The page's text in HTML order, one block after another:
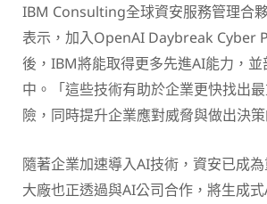
IBM Consulting全球資安服務管理合
表示，加入OpenAI Daybreak Cyber
後，IBM將能取得更多先進AI能力，
中。「這些技術有助於企業更快找出
險，同時提升企業應對威脅與做出決策
隨著企業加速導入AI技術，資安已成
大廠也正透過與AI公司合作，將生成式